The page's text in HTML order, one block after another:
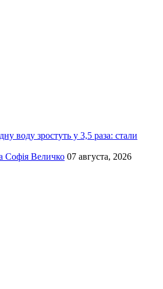
воду зростуть у 3,5 раза: стали
Софія Величко 07 августа, 2026